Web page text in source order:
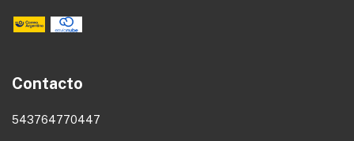
Contacto
543764770447